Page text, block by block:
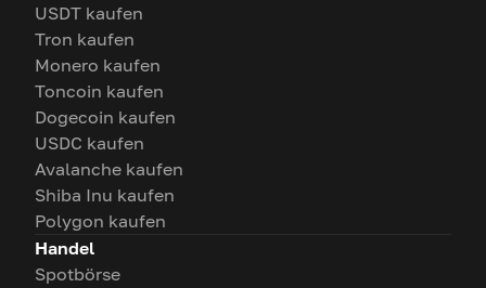
USDT kaufen
Tron kaufen
Monero kaufen
Toncoin kaufen
Dogecoin kaufen
USDC kaufen
Avalanche kaufen
Shiba Inu kaufen
Polygon kaufen
Handel
Spotbörse